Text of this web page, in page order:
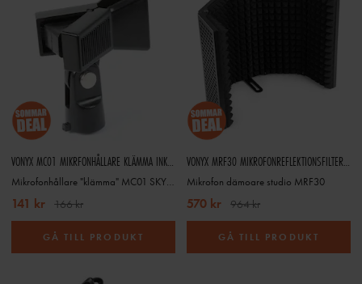
VONYX MC01 MIKRFONHÅLLARE KLÄMMA INKL ADAPTER GÄNGA
Mikrofonhållare "klämma" MC01 SKY-188.140
141 kr 166 kr
GÅ TILL PRODUKT
VONYX MRF30 MIKROFONREFLEKTIONSFILTER - 5 PANELER - FÄLLBART
Mikrofon dämoare studio MRF30
570 kr 964 kr
GÅ TILL PRODUKT